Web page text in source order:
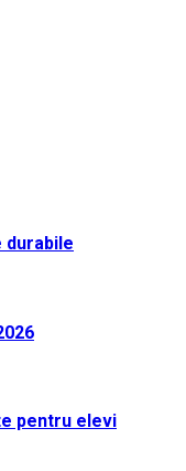
durabile
pentru elevi